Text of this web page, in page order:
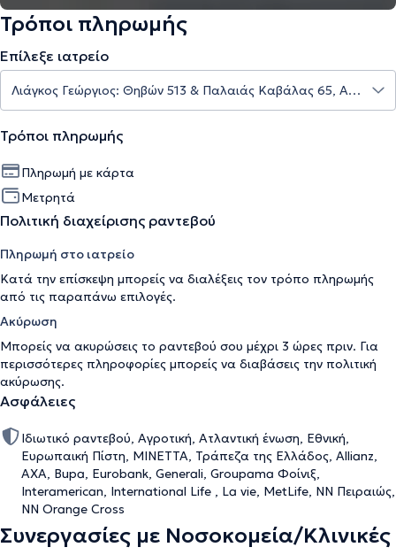
Τρόποι πληρωμής
Επίλεξε ιατρείο
Τρόποι πληρωμής
Πληρωμή με κάρτα
Μετρητά
Πολιτική διαχείρισης ραντεβού
Πληρωμή στο ιατρείο
Κατά την επίσκεψη μπορείς να διαλέξεις τον τρόπο πληρωμής
από τις παραπάνω επιλογές.
Ακύρωση
Μπορείς να ακυρώσεις το ραντεβού σου μέχρι 3 ώρες πριν. Για
περισσότερες πληροφορίες μπορείς να διαβάσεις την πολιτική
ακύρωσης.
Ασφάλειες
Ιδιωτικό ραντεβού, Αγροτική, Ατλαντική ένωση, Εθνική,
Ευρωπαική Πίστη, ΜΙΝΕΤΤΑ, Τράπεζα της Ελλάδος, Allianz,
AXA, Bupa, Eurobank, Generali, Groupama Φοίνιξ,
Interamerican, International Life , La vie, MetLife, NN Πειραιώς,
NN Orange Cross
Συνεργασίες με Νοσοκομεία/Κλινικές